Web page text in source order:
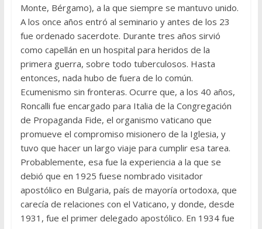
Monte, Bérgamo), a la que siempre se mantuvo unido.
A los once años entró al seminario y antes de los 23
fue ordenado sacerdote. Durante tres años sirvió
como capellán en un hospital para heridos de la
primera guerra, sobre todo tuberculosos. Hasta
entonces, nada hubo de fuera de lo común.
Ecumenismo sin fronteras. Ocurre que, a los 40 años,
Roncalli fue encargado para Italia de la Congregación
de Propaganda Fide, el organismo vaticano que
promueve el compromiso misionero de la Iglesia, y
tuvo que hacer un largo viaje para cumplir esa tarea.
Probablemente, esa fue la experiencia a la que se
debió que en 1925 fuese nombrado visitador
apostólico en Bulgaria, país de mayoría ortodoxa, que
carecía de relaciones con el Vaticano, y donde, desde
1931, fue el primer delegado apostólico. En 1934 fue